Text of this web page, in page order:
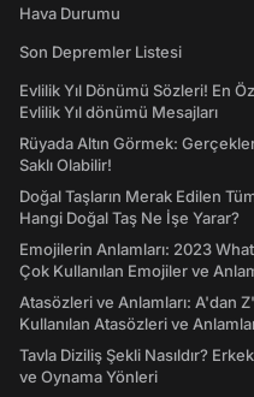
Hava Durumu
Son Depremler Listesi
Evlilik Yıl Dönümü Sözleri! En
Evlilik Yıl dönümü Mesajları
Rüyada Altın Görmek:
Saklı Olabilir!
Doğal Taşların Merak Edilen
Hangi Doğal Taş Ne İşe Yarar?
Emojilerin Anlamları: 2023
Çok Kullanılan Emojiler ve
Atasözleri ve Anlamları: A'dan
Kullanılan Atasözleri ve
Tavla Diziliş Şekli Nasıldır?
ve Oynama Yönleri